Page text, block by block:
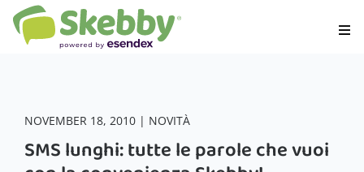
NOVEMBER 18, 2010 | NOVITÀ
SMS lunghi: tutte le parole che vuoi